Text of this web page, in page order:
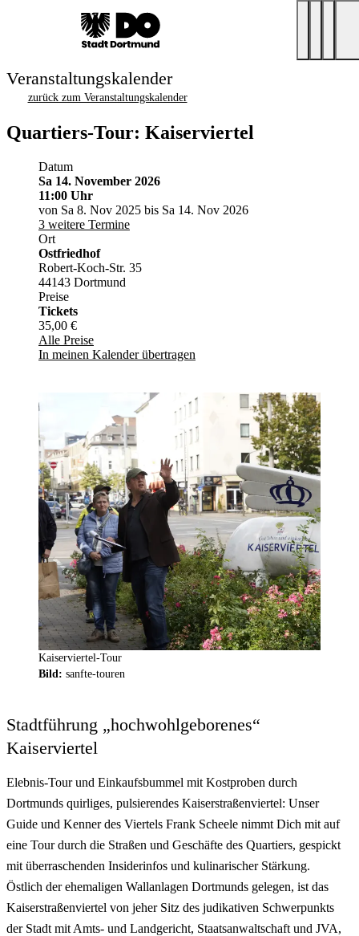
Veranstaltungskalender
zurück zum Veranstaltungskalender
Quartiers-Tour: Kaiserviertel
Datum
Sa 14. November 2026
11:00 Uhr
von Sa 8. Nov 2025 bis Sa 14. Nov 2026
3 weitere Termine
Ort
Ostfriedhof
Robert-Koch-Str. 35
44143 Dortmund
Preise
Tickets
35,00 €
Alle Preise
In meinen Kalender übertragen
Kaiserviertel-Tour
Bild: sanfte-touren
Stadtführung „hochwohlgeborenes“
Kaiserviertel
Elebnis-Tour und Einkaufsbummel mit Kostproben durch
Dortmunds quirliges, pulsierendes Kaiserstraßenviertel: Unser
Guide und Kenner des Viertels Frank Scheele nimmt Dich mit auf
eine Tour durch die Straßen und Geschäfte des Quartiers, gespickt
mit überraschenden Insiderinfos und kulinarischer Stärkung.
Östlich der ehemaligen Wallanlagen Dortmunds gelegen, ist das
Kaiserstraßenviertel von jeher Sitz des judikativen Schwerpunkts
der Stadt mit Amts- und Landgericht, Staatsanwaltschaft und JVA,